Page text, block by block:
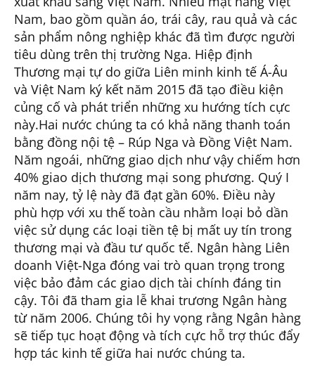
Nam, bao gồm quần áo, trái cây, rau quả và các
sản phẩm nông nghiệp khác đã tìm được người
tiêu dùng trên thị trường Nga. Hiệp định
Thương mại tự do giữa Liên minh kinh tế Á-Âu
và Việt Nam ký kết năm 2015 đã tạo điều kiện
củng cố và phát triển những xu hướng tích cực
này.Hai nước chúng ta có khả năng thanh toán
bằng đồng nội tệ – Rúp Nga và Đồng Việt Nam.
Năm ngoái, những giao dịch như vậy chiếm hơn
40% giao dịch thương mại song phương. Quý I
năm nay, tỷ lệ này đã đạt gần 60%. Điều này
phù hợp với xu thế toàn cầu nhằm loại bỏ dần
việc sử dụng các loại tiền tệ bị mất uy tín trong
thương mại và đầu tư quốc tế. Ngân hàng Liên
doanh Việt-Nga đóng vai trò quan trọng trong
việc bảo đảm các giao dịch tài chính đáng tin
cậy. Tôi đã tham gia lễ khai trương Ngân hàng
từ năm 2006. Chúng tôi hy vọng rằng Ngân hàng
sẽ tiếp tục hoạt động và tích cực hỗ trợ thúc đẩy
hợp tác kinh tế giữa hai nước chúng ta.